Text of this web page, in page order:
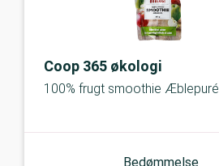
Coop 365 økologi
100% frugt smoothie Æblepuré
Bedømmelse